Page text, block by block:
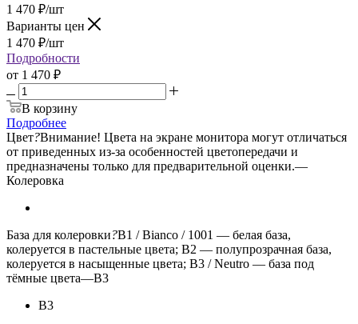
1 470 ₽/шт
Варианты цен
1 470 ₽/шт
Подробности
от 1 470 ₽
В корзину
Подробнее
Цвет?Внимание! Цвета на экране монитора могут отличаться
от приведенных из-за особенностей цветопередачи и
предназначены только для предварительной оценки.—
Колеровка
База для колеровки?B1 / Bianco / 1001 — белая база,
колеруется в пастельные цвета; B2 — полупрозрачная база,
колеруется в насыщенные цвета; B3 / Neutro — база под
тёмные цвета—B3
B3